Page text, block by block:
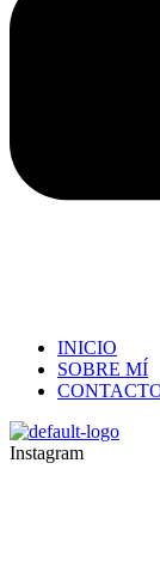
INICIO
SOBRE MÍ
Instagram